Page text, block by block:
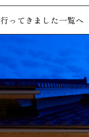
行ってきました一覧へ